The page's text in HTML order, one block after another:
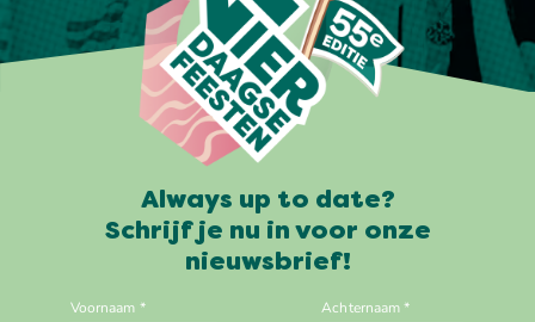
Always up to date?
Schrijf je nu in voor onze
nieuwsbrief!